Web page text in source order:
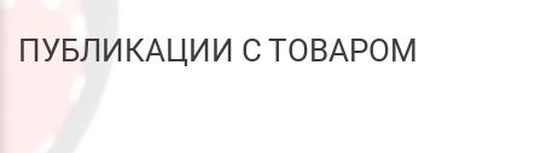
ПУБЛИКАЦИИ С ТОВАРОМ